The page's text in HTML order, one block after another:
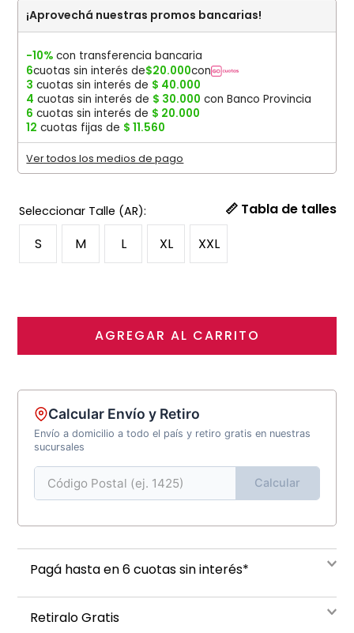
¡Aprovechá nuestras promos bancarias!
-10% con transferencia bancaria
6cuotas sin interés de$20.000con
3 cuotas sin interés de $ 40.000
4 cuotas sin interés de $ 30.000 con Banco Provincia
6 cuotas sin interés de $ 20.000
12 cuotas fijas de $ 11.560
Ver todos los medios de pago
S L
M XL XXL
📏 Tabla de talles
AGREGAR AL CARRITO
Calcular Envío y Retiro
Envío a domicilio a todo el país y retiro gratis en nuestras
sucursales
Calcular
Pagá hasta en 6 cuotas sin interés*
Retiralo Gratis